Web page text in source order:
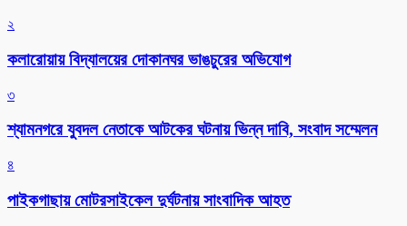
২
কলারোয়ায় বিদ্যালয়ের দোকানঘর ভাঙচুরের অভিযোগ
৩
শ্যামনগরে যুবদল নেতাকে আটকের ঘটনায় ভিন্ন দাবি, সংবাদ সম্মেলন
৪
পাইকগাছায় মোটরসাইকেল দুর্ঘটনায় সাংবাদিক আহত